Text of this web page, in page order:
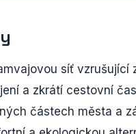
síť vzrušující
a zkrátí cestovní
částech města a